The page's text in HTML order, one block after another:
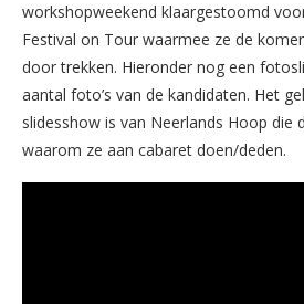
workshopweekend klaargestoomd
Festival on Tour waarmee ze de
door trekken. Hieronder nog een
aantal foto’s van de kandidaten. Het
slidesshow is van Neerlands Hoop die
waarom ze aan cabaret doen/deden.